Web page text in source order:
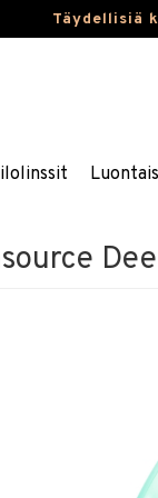
Täydellisiä